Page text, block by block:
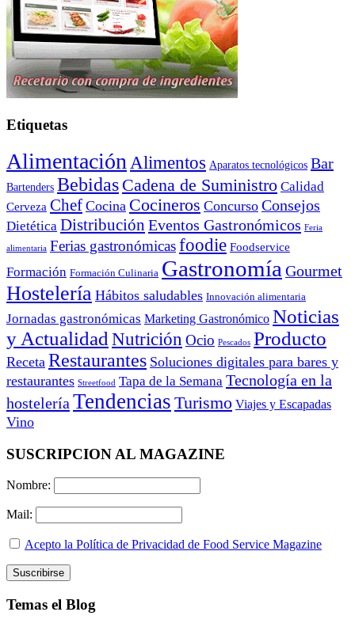
Etiquetas
Alimentación Alimentos Aparatos tecnológicos Bar
Bartenders Bebidas Cadena de Suministro Calidad
Cerveza Chef Cocina Cocineros Concurso Consejos
Dietética Distribución Eventos Gastronómicos Feria
alimentaria Ferias gastronómicasfoodie Foodservice
Formación Formación Culinaria Gastronomía Gourmet
Hostelería Hábitos saludables Innovación alimentaria
Jornadas gastronómicas Marketing Gastronómico Noticias
y Actualidad Nutrición Ocio Pescados Producto
Receta Restaurantes Soluciones digitales para bares y
restaurantes Streetfood Tapa de la Semana Tecnología en la
hostelería Tendencias Turismo Viajes y Escapadas
Vino
SUSCRIPCION AL MAGAZINE
Nombre:
Mail:
Acepto la Política de Privacidad de Food Service Magazine
Temas el Blog